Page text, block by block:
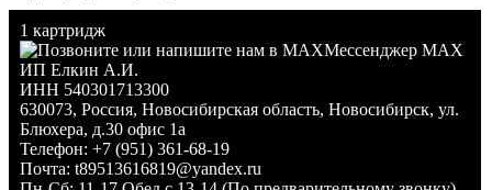
1 картридж
Мессенджер MAX
ИП Елкин А.И.
ИНН 540301713300
630073, Россия, Новосибирская область, Новосибирск, ул.
Блюхера, д.30 офис 1а
Телефон: +7 (951) 361-68-19
Почта: t89513616819@yandex.ru